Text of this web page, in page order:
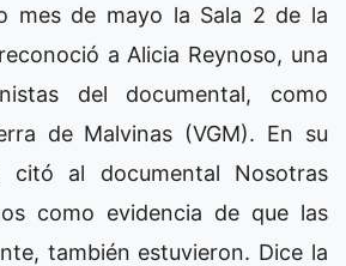
mes de mayo la Sala 2 de la
a Alicia Reynoso, una
del documental, como
de Malvinas (VGM). En su
citó al documental Nosotras
como evidencia de que las
también estuvieron. Dice la